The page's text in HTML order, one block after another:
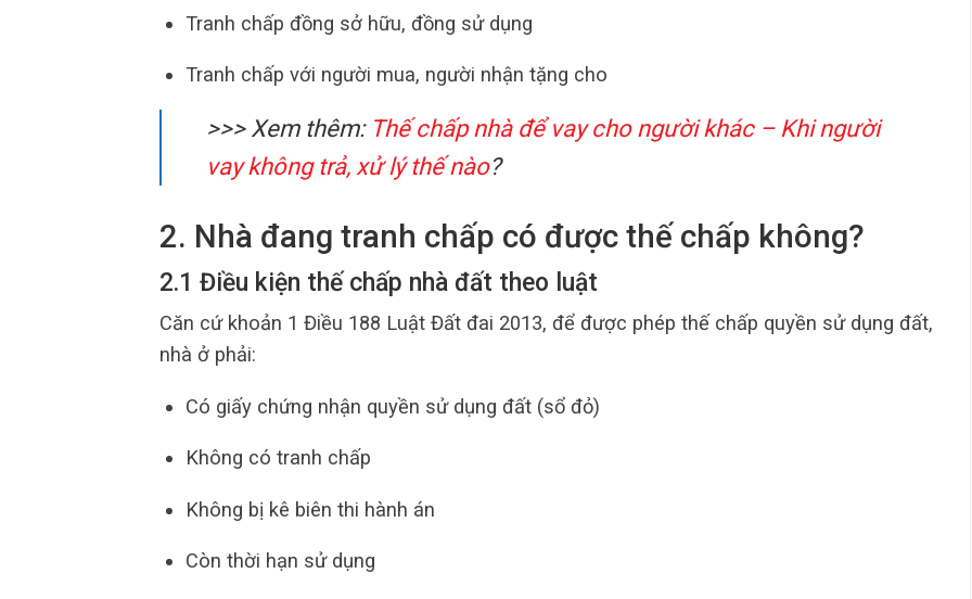
Tranh chấp đồng sở hữu, đồng sử dụng
Tranh chấp với người mua, người nhận tặng cho
>>> Xem thêm: Thế chấp nhà để vay cho người khác – Khi người
vay không trả, xử lý thế nào?
2. Nhà đang tranh chấp có được thế chấp không?
2.1 Điều kiện thế chấp nhà đất theo luật
Căn cứ khoản 1 Điều 188 Luật Đất đai 2013, để được phép thế chấp quyền sử dụng đất,
nhà ở phải:
Có giấy chứng nhận quyền sử dụng đất (sổ đỏ)
Không có tranh chấp
Không bị kê biên thi hành án
Còn thời hạn sử dụng